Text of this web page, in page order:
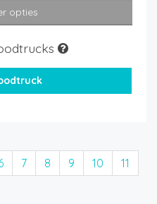
opties
7 8 9 10
11